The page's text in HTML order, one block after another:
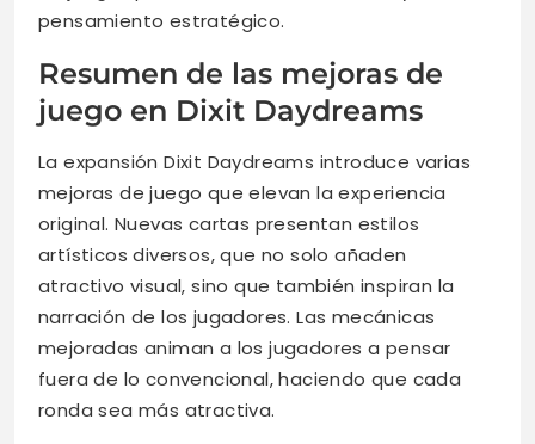
pensamiento estratégico.
Resumen de las mejoras de
juego en Dixit Daydreams
La expansión Dixit Daydreams introduce varias
mejoras de juego que elevan la experiencia
original. Nuevas cartas presentan estilos
artísticos diversos, que no solo añaden
atractivo visual, sino que también inspiran la
narración de los jugadores. Las mecánicas
mejoradas animan a los jugadores a pensar
fuera de lo convencional, haciendo que cada
ronda sea más atractiva.